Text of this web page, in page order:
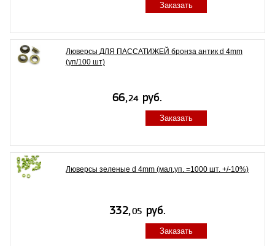
Заказать
Люверсы ДЛЯ ПАССАТИЖЕЙ бронза антик d 4mm
(уп/100 шт)
Заказать
Люверсы зеленые d 4mm (мал.уп. =1000 шт. +/-10%)
Заказать